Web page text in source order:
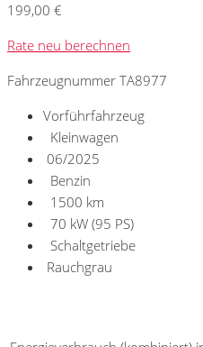
199,00 €
Rate neu berechnen
Fahrzeugnummer TA8977
Vorführfahrzeug
Kleinwagen
06/2025
Benzin
1500 km
70 kW (95 PS)
Schaltgetriebe
Rauchgrau